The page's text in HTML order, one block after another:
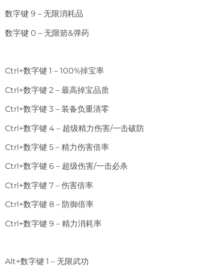
数字键 9 – 无限消耗品
数字键 0 – 无限箭&弹药
Ctrl+数字键 1 – 100%掉宝率
Ctrl+数字键 2 – 最高掉宝品质
Ctrl+数字键 3 – 装备负重清零
Ctrl+数字键 4 – 超级精力伤害/一击破防
Ctrl+数字键 5 – 精力伤害倍率
Ctrl+数字键 6 – 超级伤害/一击必杀
Ctrl+数字键 7 – 伤害倍率
Ctrl+数字键 8 – 防御倍率
Ctrl+数字键 9 – 精力消耗率
Alt+数字键 1 – 无限武功